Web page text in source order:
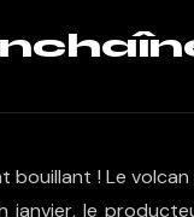
bouillant ! Le
janvier, le